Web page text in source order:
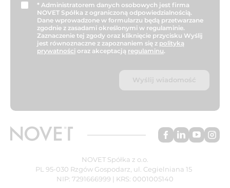
* Administratorem danych osobowych jest firma
NOVET Spółka z ograniczoną odpowiedzialnością.
Dane wprowadzone w formularzu będą przetwarzane
zgodnie z zasadami określonymi w regulaminie.
Zaznaczenie tej zgody oraz kliknięcie przycisku Wyślij
jest równoznaczne z zapoznaniem się z polityką
prywatności oraz akceptacją regulaminu.
NOVET Spółka z o.o.
PL 95-030 Rzgów Gospodarz, ul. Cegielniana 15
NIP: 7291666999 | KRS: 0001005140